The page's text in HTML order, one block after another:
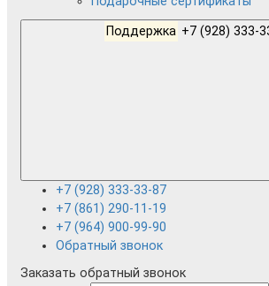
Поддержка
+7 (928) 333-33-87
+7 (861) 290-11-19
+7 (964) 900-99-90
Обратный звонок
Заказать обратный звонок